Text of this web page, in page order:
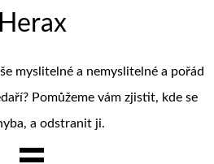
Herax
myslitelné a nemyslitelné a pořád
Pomůžeme vám zjistit, kde se
a odstranit ji.